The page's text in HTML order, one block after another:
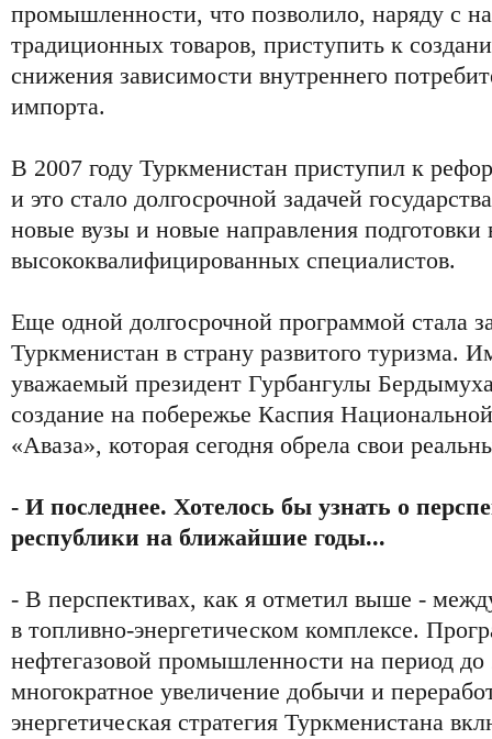
промышленности, что позволило, наряду с
традиционных товаров, приступить к
снижения зависимости внутреннего
импорта.
В 2007 году Туркменистан приступил к
и это стало долгосрочной задачей
новые вузы и новые направления подготовки
высококвалифицированных специалистов.
Еще одной долгосрочной программой стала
Туркменистан в страну развитого туризма.
уважаемый президент Гурбангулы
создание на побережье Каспия
«Аваза», которая сегодня обрела свои
- И последнее. Хотелось бы узнать о
республики на ближайшие годы...
- В перспективах, как я отметил выше -
в топливно-энергетическом комплексе.
нефтегазовой промышленности на период до
многократное увеличение добычи и
энергетическая стратегия Туркменистана